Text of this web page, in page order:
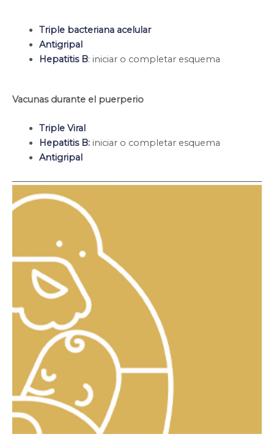
Triple bacteriana acelular
Antigripal
Hepatitis B: iniciar o completar esquema
Vacunas durante el puerperio
Triple Viral
Hepatitis B:iniciar o completar esquema
Antigripal